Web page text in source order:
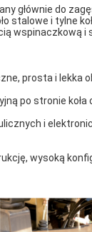
głównie do
stalowe i tylne
wspinaczkową i
prosta i lekka
po stronie
i
wysoką